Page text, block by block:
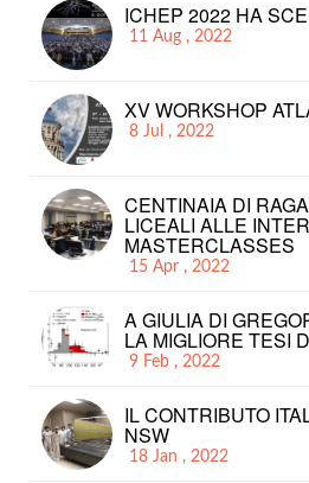
ICHEP 2022 HA
11 Aug , 2022
XV WORKSHOP
8 Jul , 2022
CENTINAIA DI
LICEALI ALLE
MASTERCLASSES
15 Apr , 2022
A GIULIA DI
LA MIGLIORE TESI
9 Feb , 2022
IL CONTRIBUTO
NSW
18 Jan , 2022